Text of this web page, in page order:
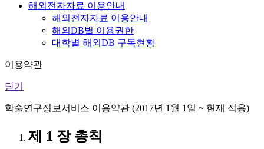
해외전자자료 이용안내
해외전자자료 이용안내
해외DB별 이용권한
대학별 해외DB 구독현황
이용약관
닫기
학술연구정보서비스 이용약관 (2017년 1월 1일 ~ 현재 적용)
제 1 장 총칙